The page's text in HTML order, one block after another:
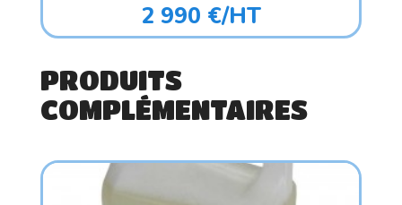
2 990 €/HT
PRODUITS
COMPLÉMENTAIRES